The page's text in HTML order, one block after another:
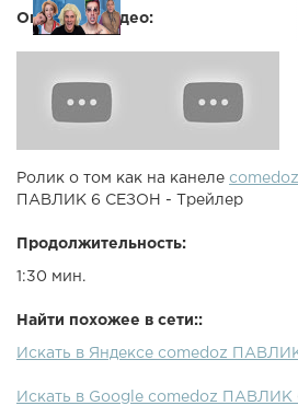
Описание видео:
Ролик о том как на канеле comedoz
ПАВЛИК 6 СЕЗОН - Трейлер
Продолжительность:
1:30 мин.
Найти похожее в сети::
Искать в Яндексе comedoz
Искать в Google comedoz